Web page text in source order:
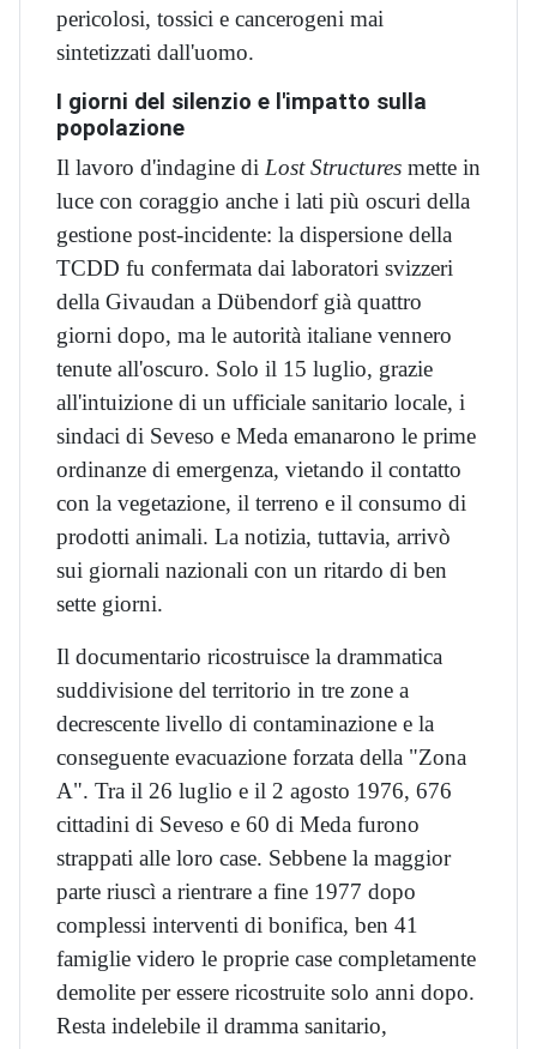
pericolosi, tossici e cancerogeni mai
sintetizzati dall'uomo.
I giorni del silenzio e l'impatto sulla
popolazione
Il lavoro d'indagine di Lost Structures mette in
luce con coraggio anche i lati più oscuri della
gestione post-incidente: la dispersione della
TCDD fu confermata dai laboratori svizzeri
della Givaudan a Dübendorf già quattro
giorni dopo, ma le autorità italiane vennero
tenute all'oscuro. Solo il 15 luglio, grazie
all'intuizione di un ufficiale sanitario locale, i
sindaci di Seveso e Meda emanarono le prime
ordinanze di emergenza, vietando il contatto
con la vegetazione, il terreno e il consumo di
prodotti animali. La notizia, tuttavia, arrivò
sui giornali nazionali con un ritardo di ben
sette giorni.
Il documentario ricostruisce la drammatica
suddivisione del territorio in tre zone a
decrescente livello di contaminazione e la
conseguente evacuazione forzata della "Zona
A". Tra il 26 luglio e il 2 agosto 1976, 676
cittadini di Seveso e 60 di Meda furono
strappati alle loro case. Sebbene la maggior
parte riuscì a rientrare a fine 1977 dopo
complessi interventi di bonifica, ben 41
famiglie videro le proprie case completamente
demolite per essere ricostruite solo anni dopo.
Resta indelebile il dramma sanitario,